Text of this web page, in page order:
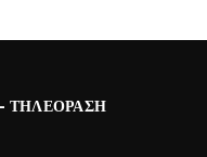
ΤΗΛΕΌΡΑΣΗ